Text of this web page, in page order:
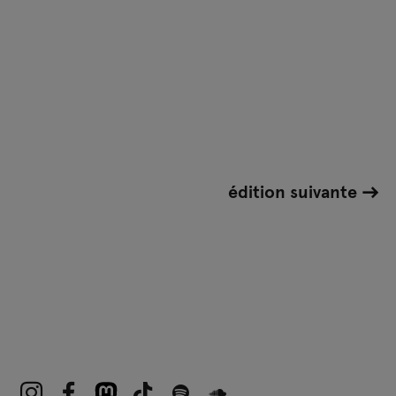
édition suivante